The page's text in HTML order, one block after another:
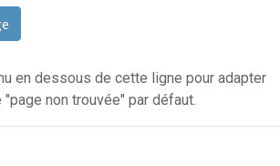
en dessous de cette ligne pour adapter
"page non trouvée" par défaut.